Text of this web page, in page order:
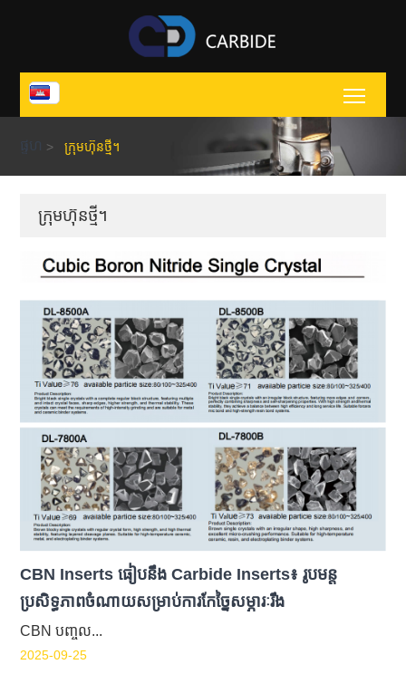
ផ្ទហ > ក្រុមហ៊ុនថ្មី។
ក្រុមហ៊ុនថ្មី។
CBN Inserts ធៀបនឹង Carbide Inserts៖ រូបមន្ត
ប្រសិទ្ធភាពចំណាយសម្រាប់ការកែច្នៃសម្ភារៈរឹង
CBN បញ្ចូល...
2025-09-25